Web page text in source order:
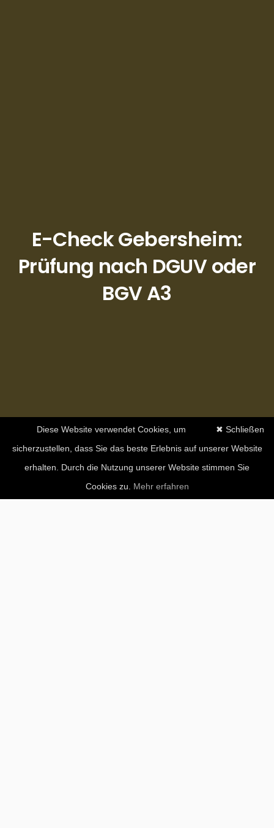
E-Check Gebersheim:
Prüfung nach DGUV oder
BGV A3
✖ Schließen
Diese Website verwendet Cookies, um
sicherzustellen, dass Sie das beste Erlebnis auf unserer Website
erhalten. Durch die Nutzung unserer Website stimmen Sie
Cookies zu. Mehr erfahren